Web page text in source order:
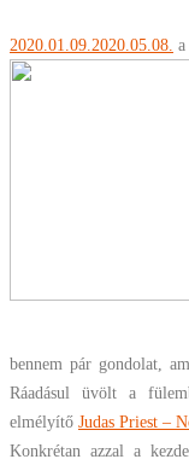
2020.01.09.2020.05.08.
bennem pár gondolat,
Ráadásul üvölt a
elmélyítő Judas Priest –
Konkrétan azzal a